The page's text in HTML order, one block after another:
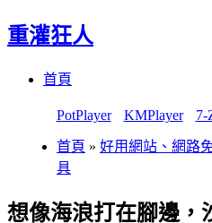
重灌狂人
首頁
PotPlayer KMPlayer 7-
首頁 » 好用網站、網路
具
想像海浪打在腳邊，